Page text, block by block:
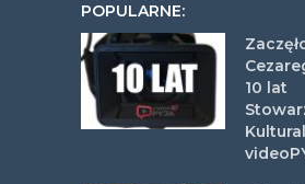
POPULARNE:
10 lat